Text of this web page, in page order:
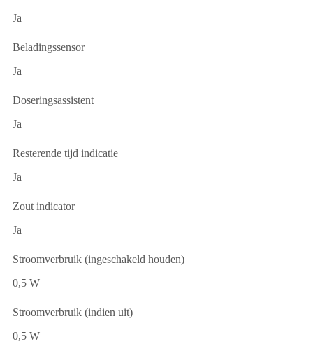
Ja
Beladingssensor
Ja
Doseringsassistent
Ja
Resterende tijd indicatie
Ja
Zout indicator
Ja
Stroomverbruik (ingeschakeld houden)
0,5 W
Stroomverbruik (indien uit)
0,5 W